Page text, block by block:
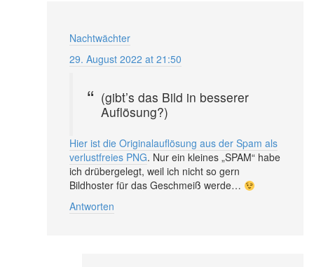
Nachtwächter
29. August 2022 at 21:50
(gibt’s das Bild in besserer
Auflösung?)
Hier ist die Originalauflösung aus der Spam als
verlustfreies PNG. Nur ein kleines „SPAM“ habe
ich drübergelegt, weil ich nicht so gern
Bildhoster für das Geschmeiß werde…
Antworten